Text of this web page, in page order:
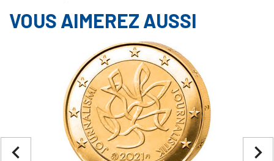
VOUS AIMEREZ AUSSI
navigate_next
navigate_before